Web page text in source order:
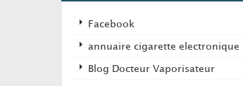
Facebook
annuaire cigarette electronique
Blog Docteur Vaporisateur